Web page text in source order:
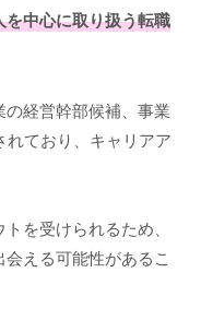
中心に取り扱う転職
経営幹部候補、事業
ており、キャリアア
を受けられるため、
える可能性があるこ